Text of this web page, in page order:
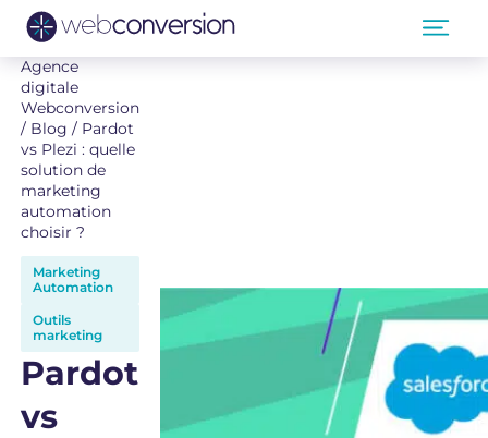
Agence
digitale
Webconversion
/ Blog / Pardot
vs Plezi : quelle
solution de
marketing
automation
choisir ?
Marketing
Automation
Outils
marketing
Pardot
vs